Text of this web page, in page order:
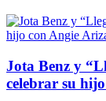
Jota Benz y
celebrar su